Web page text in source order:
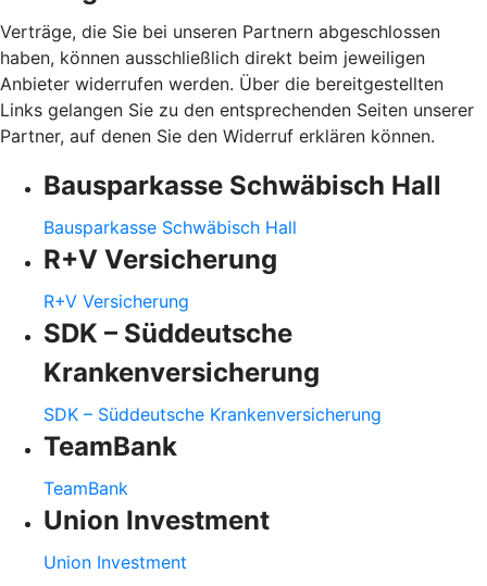
Verträge, die Sie bei unseren Partnern abgeschlossen
haben, können ausschließlich direkt beim jeweiligen
Anbieter widerrufen werden. Über die bereitgestellten
Links gelangen Sie zu den entsprechenden Seiten unserer
Partner, auf denen Sie den Widerruf erklären können.
Bausparkasse Schwäbisch Hall
Bausparkasse Schwäbisch Hall
R+V Versicherung
R+V Versicherung
SDK – Süddeutsche
Krankenversicherung
SDK – Süddeutsche Krankenversicherung
TeamBank
TeamBank
Union Investment
Union Investment